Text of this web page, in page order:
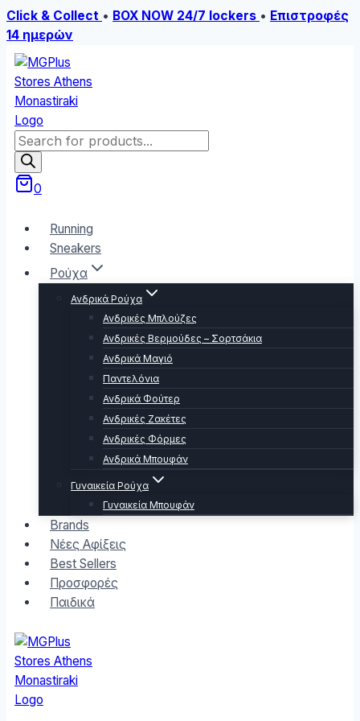
Click & Collect • BOX NOW 24/7 lockers • Επιστροφές
14 ημερών
Skip
to
content
Products
search
0
Running
Sneakers
Ρούχα
Ανδρικά Ρούχα
Ανδρικές Μπλούζες
Ανδρικές Βερμούδες – Σορτσάκια
Ανδρικά Μαγιό
Παντελόνια
Ανδρικά Φούτερ
Ανδρικές Ζακέτες
Ανδρικές Φόρμες
Ανδρικά Μπουφάν
Γυναικεία Ρούχα
Γυναικεία Μπουφάν
Brands
Νέες Αφίξεις
Best Sellers
Προσφορές
Παιδικά